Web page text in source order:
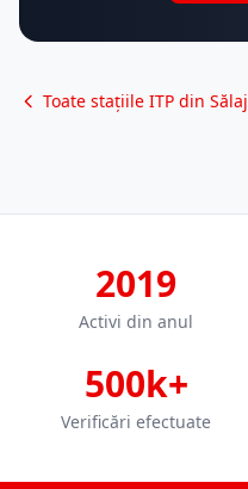
Toate stațiile ITP din Sălaj
2019
Activi din anul
500k+
Verificări efectuate